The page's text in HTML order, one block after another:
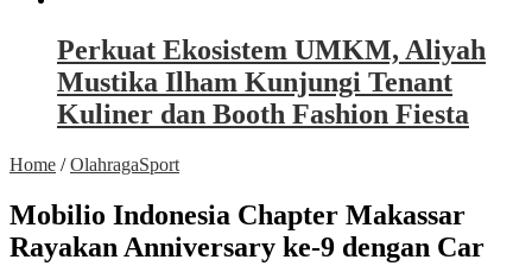
Perkuat Ekosistem UMKM, Aliyah
Mustika Ilham Kunjungi Tenant
Kuliner dan Booth Fashion Fiesta
Home /OlahragaSport
Mobilio Indonesia Chapter Makassar
Rayakan Anniversary ke-9 dengan Car